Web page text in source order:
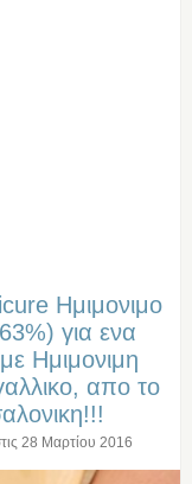
Ημιμονιμo
για ενα
Ημιμονιμη
απο το
28 Μαρτίου 2016